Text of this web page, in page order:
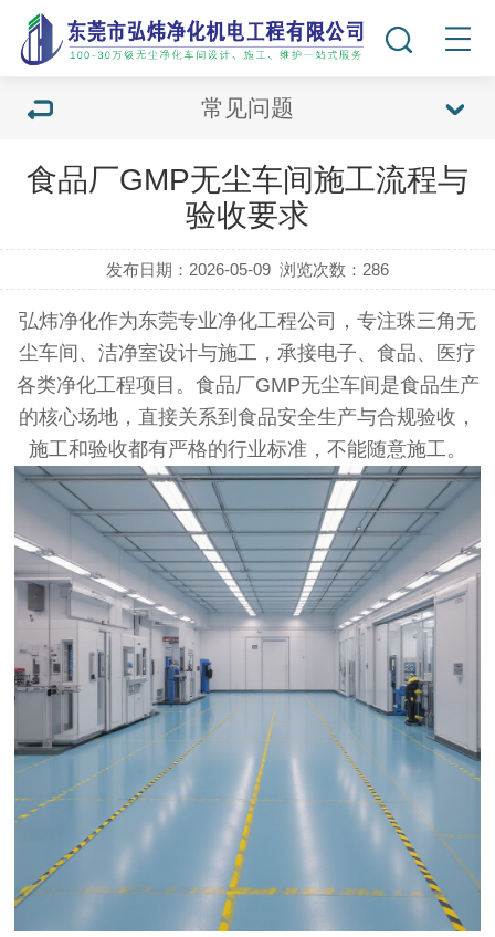
常见问题
食品厂GMP无尘车间施工流程与
验收要求
发布日期：2026-05-09 浏览次数： 286
弘炜净化作为东莞专业净化工程公司，专注珠三角无
尘车间、洁净室设计与施工，承接电子、食品、医疗
各类净化工程项目。食品厂GMP无尘车间是食品生产
的核心场地，直接关系到食品安全生产与合规验收，
施工和验收都有严格的行业标准，不能随意施工。